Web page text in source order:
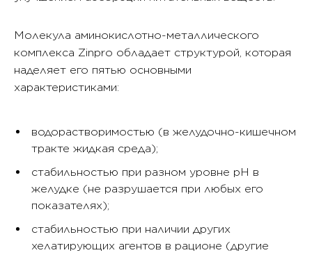
Молекула аминокислотно-металлического
комплекса Zinpro обладает структурой, которая
наделяет его пятью основными
характеристиками:
водорастворимостью (в желудочно-кишечном
тракте жидкая среда);
стабильностью при разном уровне pH в
желудке (не разрушается при любых его
показателях);
стабильностью при наличии других
хелатирующих агентов в рационе (другие